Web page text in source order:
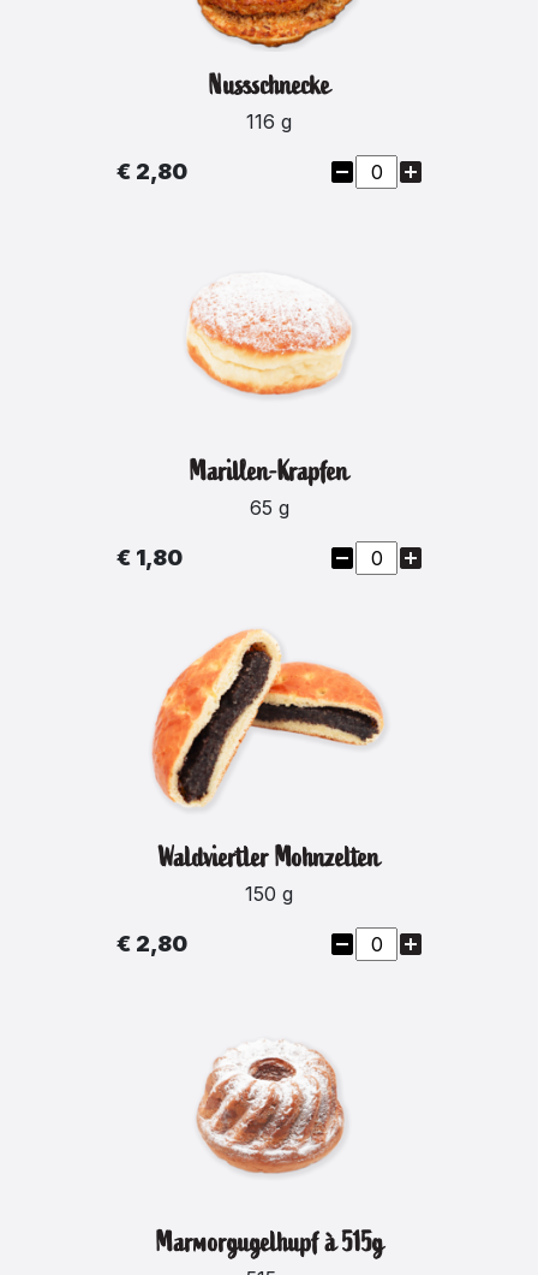
Nussschnecke
116 g
€ 2,80
Marillen-Krapfen
65 g
€ 1,80
Waldviertler Mohnzelten
150 g
€ 2,80
Marmorgugelhupf à 515g